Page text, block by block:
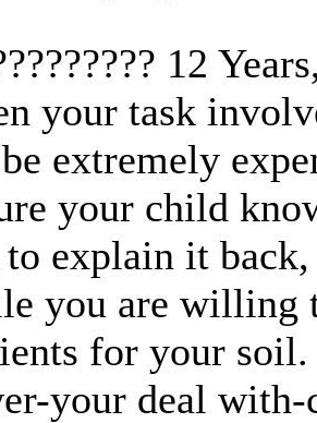
12
your task
extremely
your child
explain it
you are willing
for your soil.
your deal